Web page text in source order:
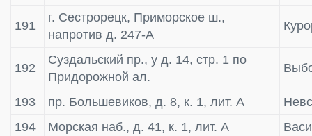
191
г. Сестрорецк, Приморское ш.,
напротив д. 247-А
192
Суздальский пр., у д. 14, стр. 1 по
Придорожной ал.
193 пр. Большевиков, д. 8, к. 1, лит. А
194
Морская наб., д. 41, к. 1, лит. А